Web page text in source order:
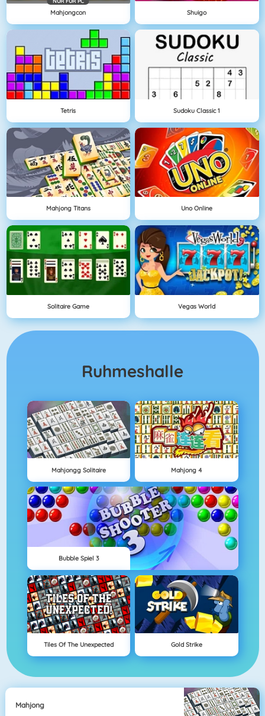
Mahjongcon Shuigo
Tetris Sudoku Classic 1
Mahjong Titans Uno Online
Solitaire Game Vegas World
Ruhmeshalle
Mahjongg Solitaire Mahjong 4
Bubble Spiel 3
Tiles Of The Unexpected Gold Strike
Mahjong